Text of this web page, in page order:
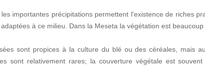
importantes précipitations permettent l'existence de riches
à ce milieu. Dans la Meseta la végétation est beaucoup
sont propices à la culture du blé ou des céréales, mais
sont relativement rares; la couverture végétale est